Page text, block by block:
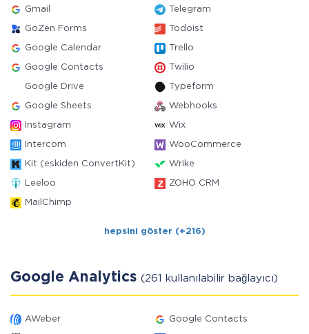
Gmail Telegram
GoZen Forms Todoist
Google Calendar Trello
Google Contacts Twilio
Google Drive Typeform
Google Sheets Webhooks
Instagram Wix
Intercom WooCommerce
Kit (eskiden ConvertKit) Wrike
Leeloo ZOHO CRM
MailChimp
hepsini göster (+216)
Google Analytics (261 kullanılabilir bağlayıcı)
AWeber Google Contacts